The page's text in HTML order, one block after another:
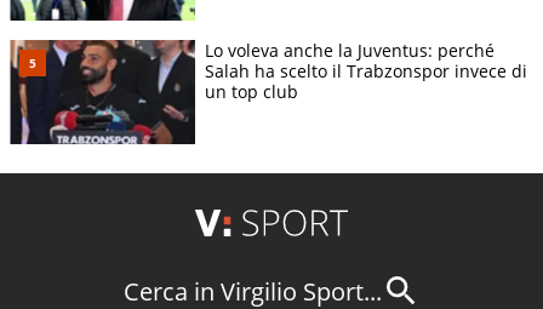
Lo voleva anche la Juventus: perché
Salah ha scelto il Trabzonspor invece di
un top club
Cerca in Virgilio Sport...